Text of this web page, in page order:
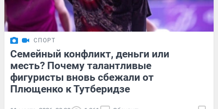
СПОРТ
Семейный конфликт, деньги или
месть? Почему талантливые
фигуристы вновь сбежали от
Плющенко к Тутберидзе